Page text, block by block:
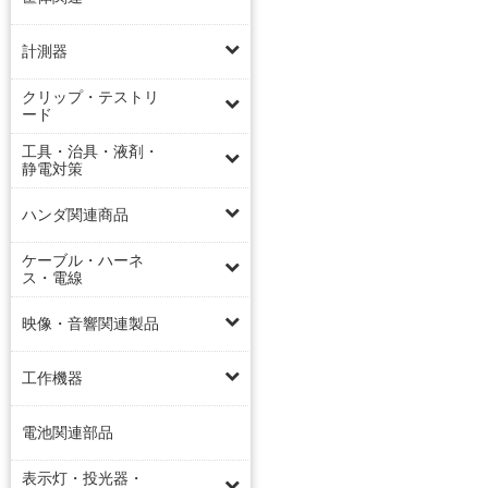
計測器
クリップ・テストリ
ード
工具・治具・液剤・
静電対策
ハンダ関連商品
ケーブル・ハーネ
ス・電線
映像・音響関連製品
工作機器
電池関連部品
表示灯・投光器・